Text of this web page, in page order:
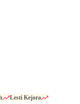
Lesti Kejora